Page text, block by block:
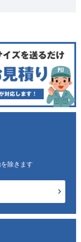
除きます